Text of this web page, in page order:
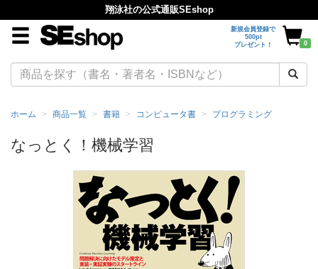
翔泳社の公式通販SEshop
新規会員登録で
500pt
プレゼント！
0
ホーム 商品一覧 書籍 コンピュータ書 プログラミング
なっとく！機械学習